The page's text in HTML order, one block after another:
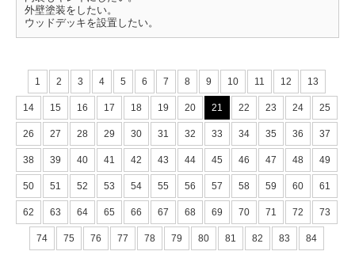
外壁塗装をしたい。
ウッドデッキを設置したい。
1 2 3 4 5 6 7 8 9 10 11 12 13
14 15 16 17 18 19 20 21 22 23 24 25
26 27 28 29 30 31 32 33 34 35 36 37
38 39 40 41 42 43 44 45 46 47 48 49
50 51 52 53 54 55 56 57 58 59 60 61
62 63 64 65 66 67 68 69 70 71 72 73
74 75 76 77 78 79 80 81 82 83 84